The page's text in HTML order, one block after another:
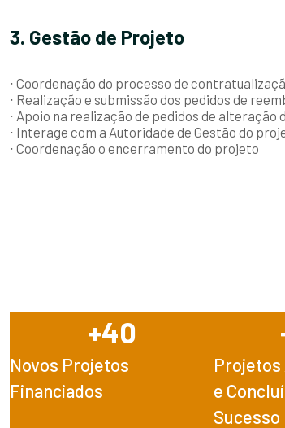
3. Gestão de Projeto
∙ Coordenação do processo de
∙ Realização e submissão dos pedidos de
∙ Apoio na realização de pedidos de alteração
∙ Interage com a Autoridade de Gestão do
∙ Coordenação o encerramento do projeto
Novos Projetos
Financiados
+40
Projetos
e
Sucesso